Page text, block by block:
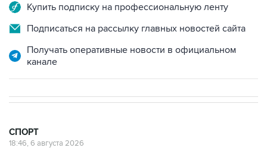
Купить подписку на профессиональную ленту
Подписаться на рассылку главных новостей сайта
Получать оперативные новости в официальном
канале
СПОРТ
18:46, 6 августа 2026